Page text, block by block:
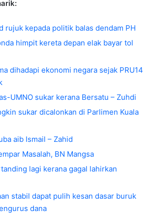
rujuk kepada politik balas dendam PH
himpit kereta depan elak bayar tol
dihadapi ekonomi negara sejak PRU14
UMNO sukar kerana Bersatu – Zuhdi
sukar dicalonkan di Parlimen Kuala
aib Ismail – Zahid
Masalah, BN Mangsa
lagi kerana gagal lahirkan
stabil dapat pulih kesan dasar buruk
dana